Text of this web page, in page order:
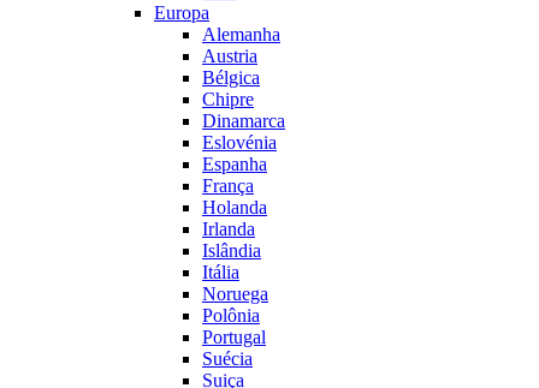
Europa
Alemanha
Austria
Bélgica
Chipre
Dinamarca
Eslovénia
Espanha
França
Holanda
Irlanda
Islândia
Itália
Noruega
Polônia
Portugal
Suécia
Suiça